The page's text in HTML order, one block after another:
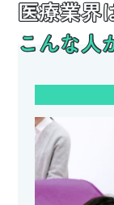
医療業界
こんな人